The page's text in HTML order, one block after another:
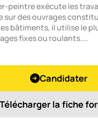
peintre exécute les
sur des ouvrages
bâtiments, il utilise le
fixes ou roulants....
Candidater
Télécharger la fiche